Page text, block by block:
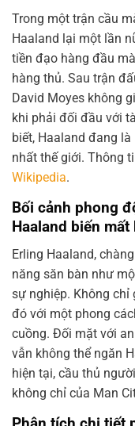
Trong một trận cầu
Haaland lại một lần
tiền đạo hàng đầu
hàng thủ. Sau trận
David Moyes không
khi phải đối đầu với
biết, Haaland đang
nhất thế giới. Thông
Wikipedia.
Bối cảnh phong
Haaland biến mất
Erling Haaland,
năng săn bàn như
sự nghiệp. Không chỉ
đó với một phong
cuồng. Đối mặt với
vẫn không thể ngăn
hiện tại, cầu thủ
không chỉ của Man